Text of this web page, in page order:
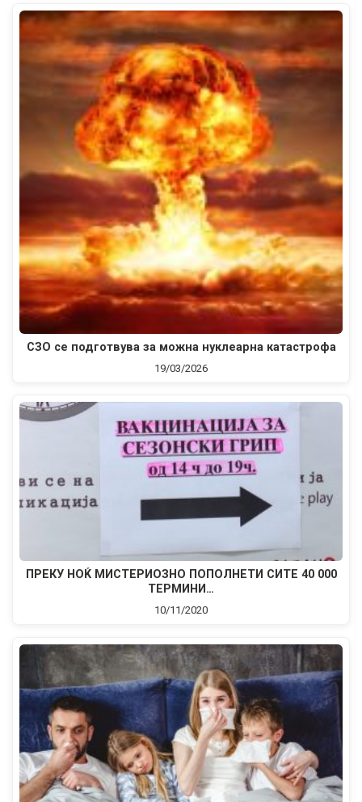
СЗО се подготвува за можна нуклеарна катастрофа
19/03/2026
ПРЕКУ НОЌ МИСТЕРИОЗНО ПОПОЛНЕТИ СИТЕ 40 000
ТЕРМИНИ…
10/11/2020